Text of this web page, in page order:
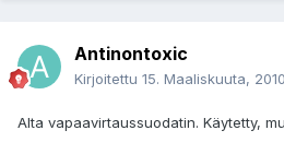
Antinontoxic
Kirjoitettu 15. Maaliskuuta, 2010
Alta vapaavirtaussuodatin. Käytetty,